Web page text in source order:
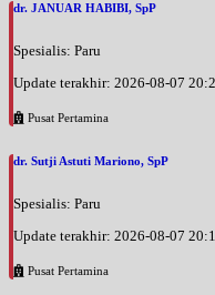
dr. JANUAR HABIBI, SpP
Spesialis: Paru
Update terakhir: 2026-08-07
Pusat Pertamina
dr. Sutji Astuti Mariono, SpP
Spesialis: Paru
Update terakhir: 2026-08-07
Pusat Pertamina